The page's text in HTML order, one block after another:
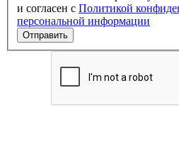
и согласен с Политикой
персональной информации
Отправить